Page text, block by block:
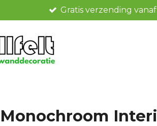
Gratis verzending
Monochroom